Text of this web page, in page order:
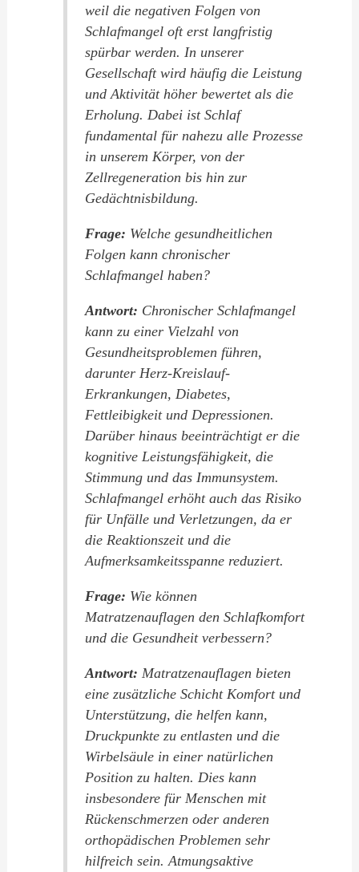
weil die negativen Folgen von
Schlafmangel oft erst langfristig
spürbar werden. In unserer
Gesellschaft wird häufig die Leistung
und Aktivität höher bewertet als die
Erholung. Dabei ist Schlaf
fundamental für nahezu alle Prozesse
in unserem Körper, von der
Zellregeneration bis hin zur
Gedächtnisbildung.
Frage: Welche gesundheitlichen
Folgen kann chronischer
Schlafmangel haben?
Antwort: Chronischer Schlafmangel
kann zu einer Vielzahl von
Gesundheitsproblemen führen,
darunter Herz-Kreislauf-
Erkrankungen, Diabetes,
Fettleibigkeit und Depressionen.
Darüber hinaus beeinträchtigt er die
kognitive Leistungsfähigkeit, die
Stimmung und das Immunsystem.
Schlafmangel erhöht auch das Risiko
für Unfälle und Verletzungen, da er
die Reaktionszeit und die
Aufmerksamkeitsspanne reduziert.
Frage: Wie können
Matratzenauflagen den Schlafkomfort
und die Gesundheit verbessern?
Antwort: Matratzenauflagen bieten
eine zusätzliche Schicht Komfort und
Unterstützung, die helfen kann,
Druckpunkte zu entlasten und die
Wirbelsäule in einer natürlichen
Position zu halten. Dies kann
insbesondere für Menschen mit
Rückenschmerzen oder anderen
orthopädischen Problemen sehr
hilfreich sein. Atmungsaktive